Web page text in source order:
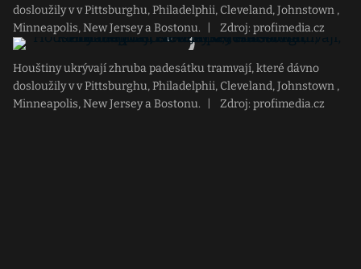
dosloužily v v Pittsburghu, Philadelphii, Cleveland, Johnstown ,
Minneapolis, New Jersey a Bostonu.
Zdroj: profimedia.cz
Houštiny ukrývají zhruba padesátku tramvají, které dávno
dosloužily v v Pittsburghu, Philadelphii, Cleveland, Johnstown ,
Minneapolis, New Jersey a Bostonu.
Zdroj: profimedia.cz